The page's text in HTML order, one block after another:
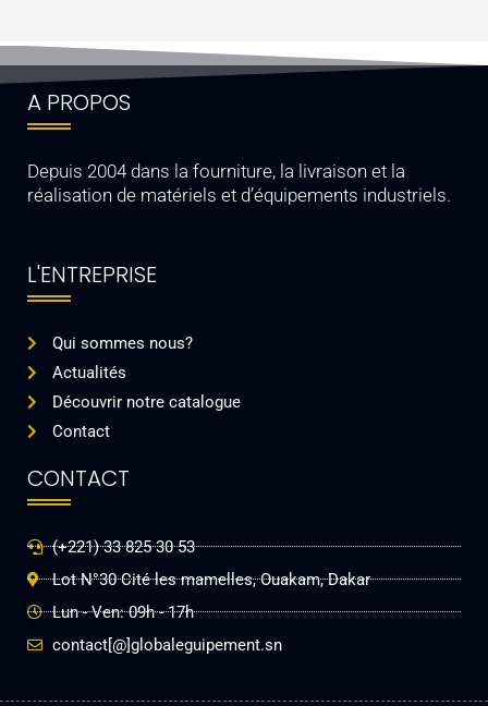
A PROPOS
Depuis 2004 dans la fourniture, la livraison et la
réalisation de matériels et d’équipements industriels.
L'ENTREPRISE
Qui sommes nous?
Actualités
Découvrir notre catalogue
Contact
CONTACT
(+221) 33 825 30 53
Lot N°30 Cité les mamelles, Ouakam, Dakar
Lun - Ven: 09h - 17h
contact[@]globaleguipement.sn